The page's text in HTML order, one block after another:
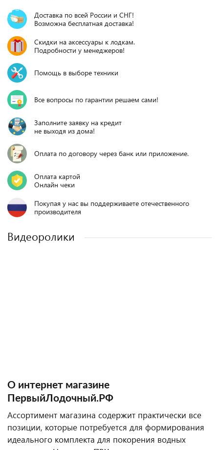
Доставка по всей России и СНГ!
Возможна бесплатная доставка!
Скидки на аксессуары к лодкам.
Подробности у менеджеров!
Помощь в выборе техники
Все вопросы по гарантии решаем сами!
Заполните заявку на кредит
не выходя из дома!
Оплата по договору через банк или приложение.
Оплата картой
Онлайн чеки
Покупая у нас вы поддерживаете отечественного
производителя
Видеоролики
О интернет магазине
ПервыйЛодочный.РФ
Ассортимент магазина содержит практически все
позиции, которые потребуется для формирования
идеального комплекта для покорения водных